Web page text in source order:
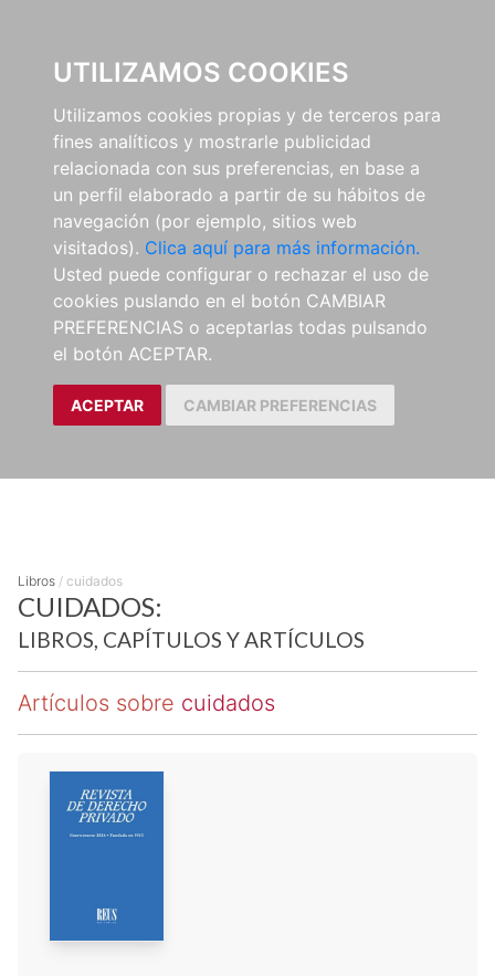
UTILIZAMOS COOKIES
Utilizamos cookies propias y de terceros para
fines analíticos y mostrarle publicidad
relacionada con sus preferencias, en base a
un perfil elaborado a partir de su hábitos de
navegación (por ejemplo, sitios web
visitados). Clica aquí para más información.
Usted puede configurar o rechazar el uso de
cookies puslando en el botón CAMBIAR
PREFERENCIAS o aceptarlas todas pulsando
el botón ACEPTAR.
ACEPTAR CAMBIAR PREFERENCIAS
Libros / cuidados
CUIDADOS:
LIBROS, CAPÍTULOS Y ARTÍCULOS
Artículos sobre cuidados